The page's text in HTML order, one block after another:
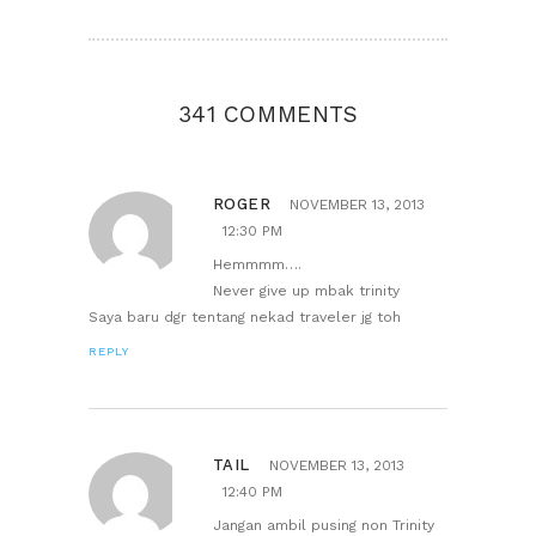
341 COMMENTS
ROGER
NOVEMBER 13, 2013
12:30 PM
Hemmmm….
Never give up mbak trinity
Saya baru dgr tentang nekad traveler jg toh
REPLY
TAIL
NOVEMBER 13, 2013
12:40 PM
Jangan ambil pusing non Trinity